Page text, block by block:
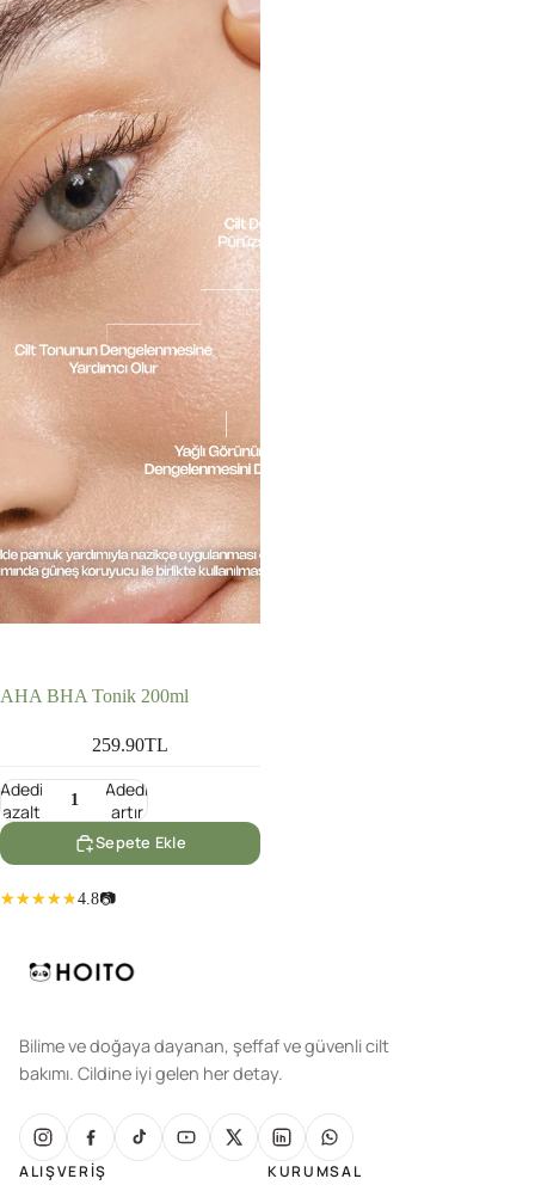
AHA BHA Tonik 200ml
259.90TL
Adedi
azalt
Adedi
artır
Sepete Ekle
4.8📷
Bilime ve doğaya dayanan, şeffaf ve güvenli cilt
bakımı. Cildine iyi gelen her detay.
ALIŞVERIŞ KURUMSAL